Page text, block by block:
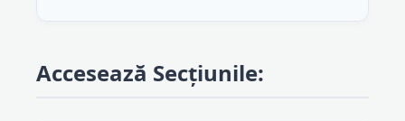
Accesează Secțiunile: